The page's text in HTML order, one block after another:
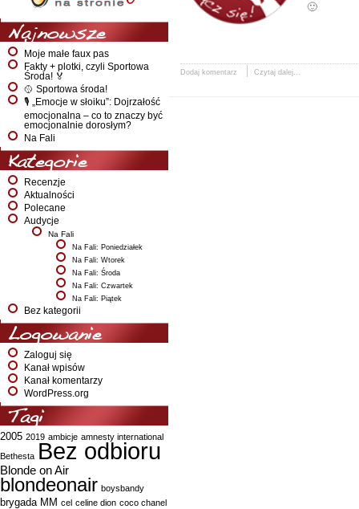
Najnowsze
Moje małe faux pas
Fakty + plotki, czyli Sportowa
Środa! 🏅
🥎 Sportowa środa!
🎙️ „Emocje w słoiku”: Dojrzałość
emocjonalna – co to znaczy być
emocjonalnie dorosłym?
Na Fali
Kategorie
Recenzje
Aktualności
Polecane
Audycje
Na Fali
Na Fali: Poniedziałek
Na Fali: Wtorek
Na Fali: Środa
Na Fali: Czwartek
Na Fali: Piątek
Bez kategorii
Logowanie
Zaloguj się
Kanał wpisów
Kanał komentarzy
WordPress.org
Tagi
2005 2019 ambicje amnesty international
Bethesta Bez odbioru
Blonde on Air
blondeonair boysbandy
brygada MM cel celine dion coco chanel
🙂
Dodaj komentarz Czytaj dalej...